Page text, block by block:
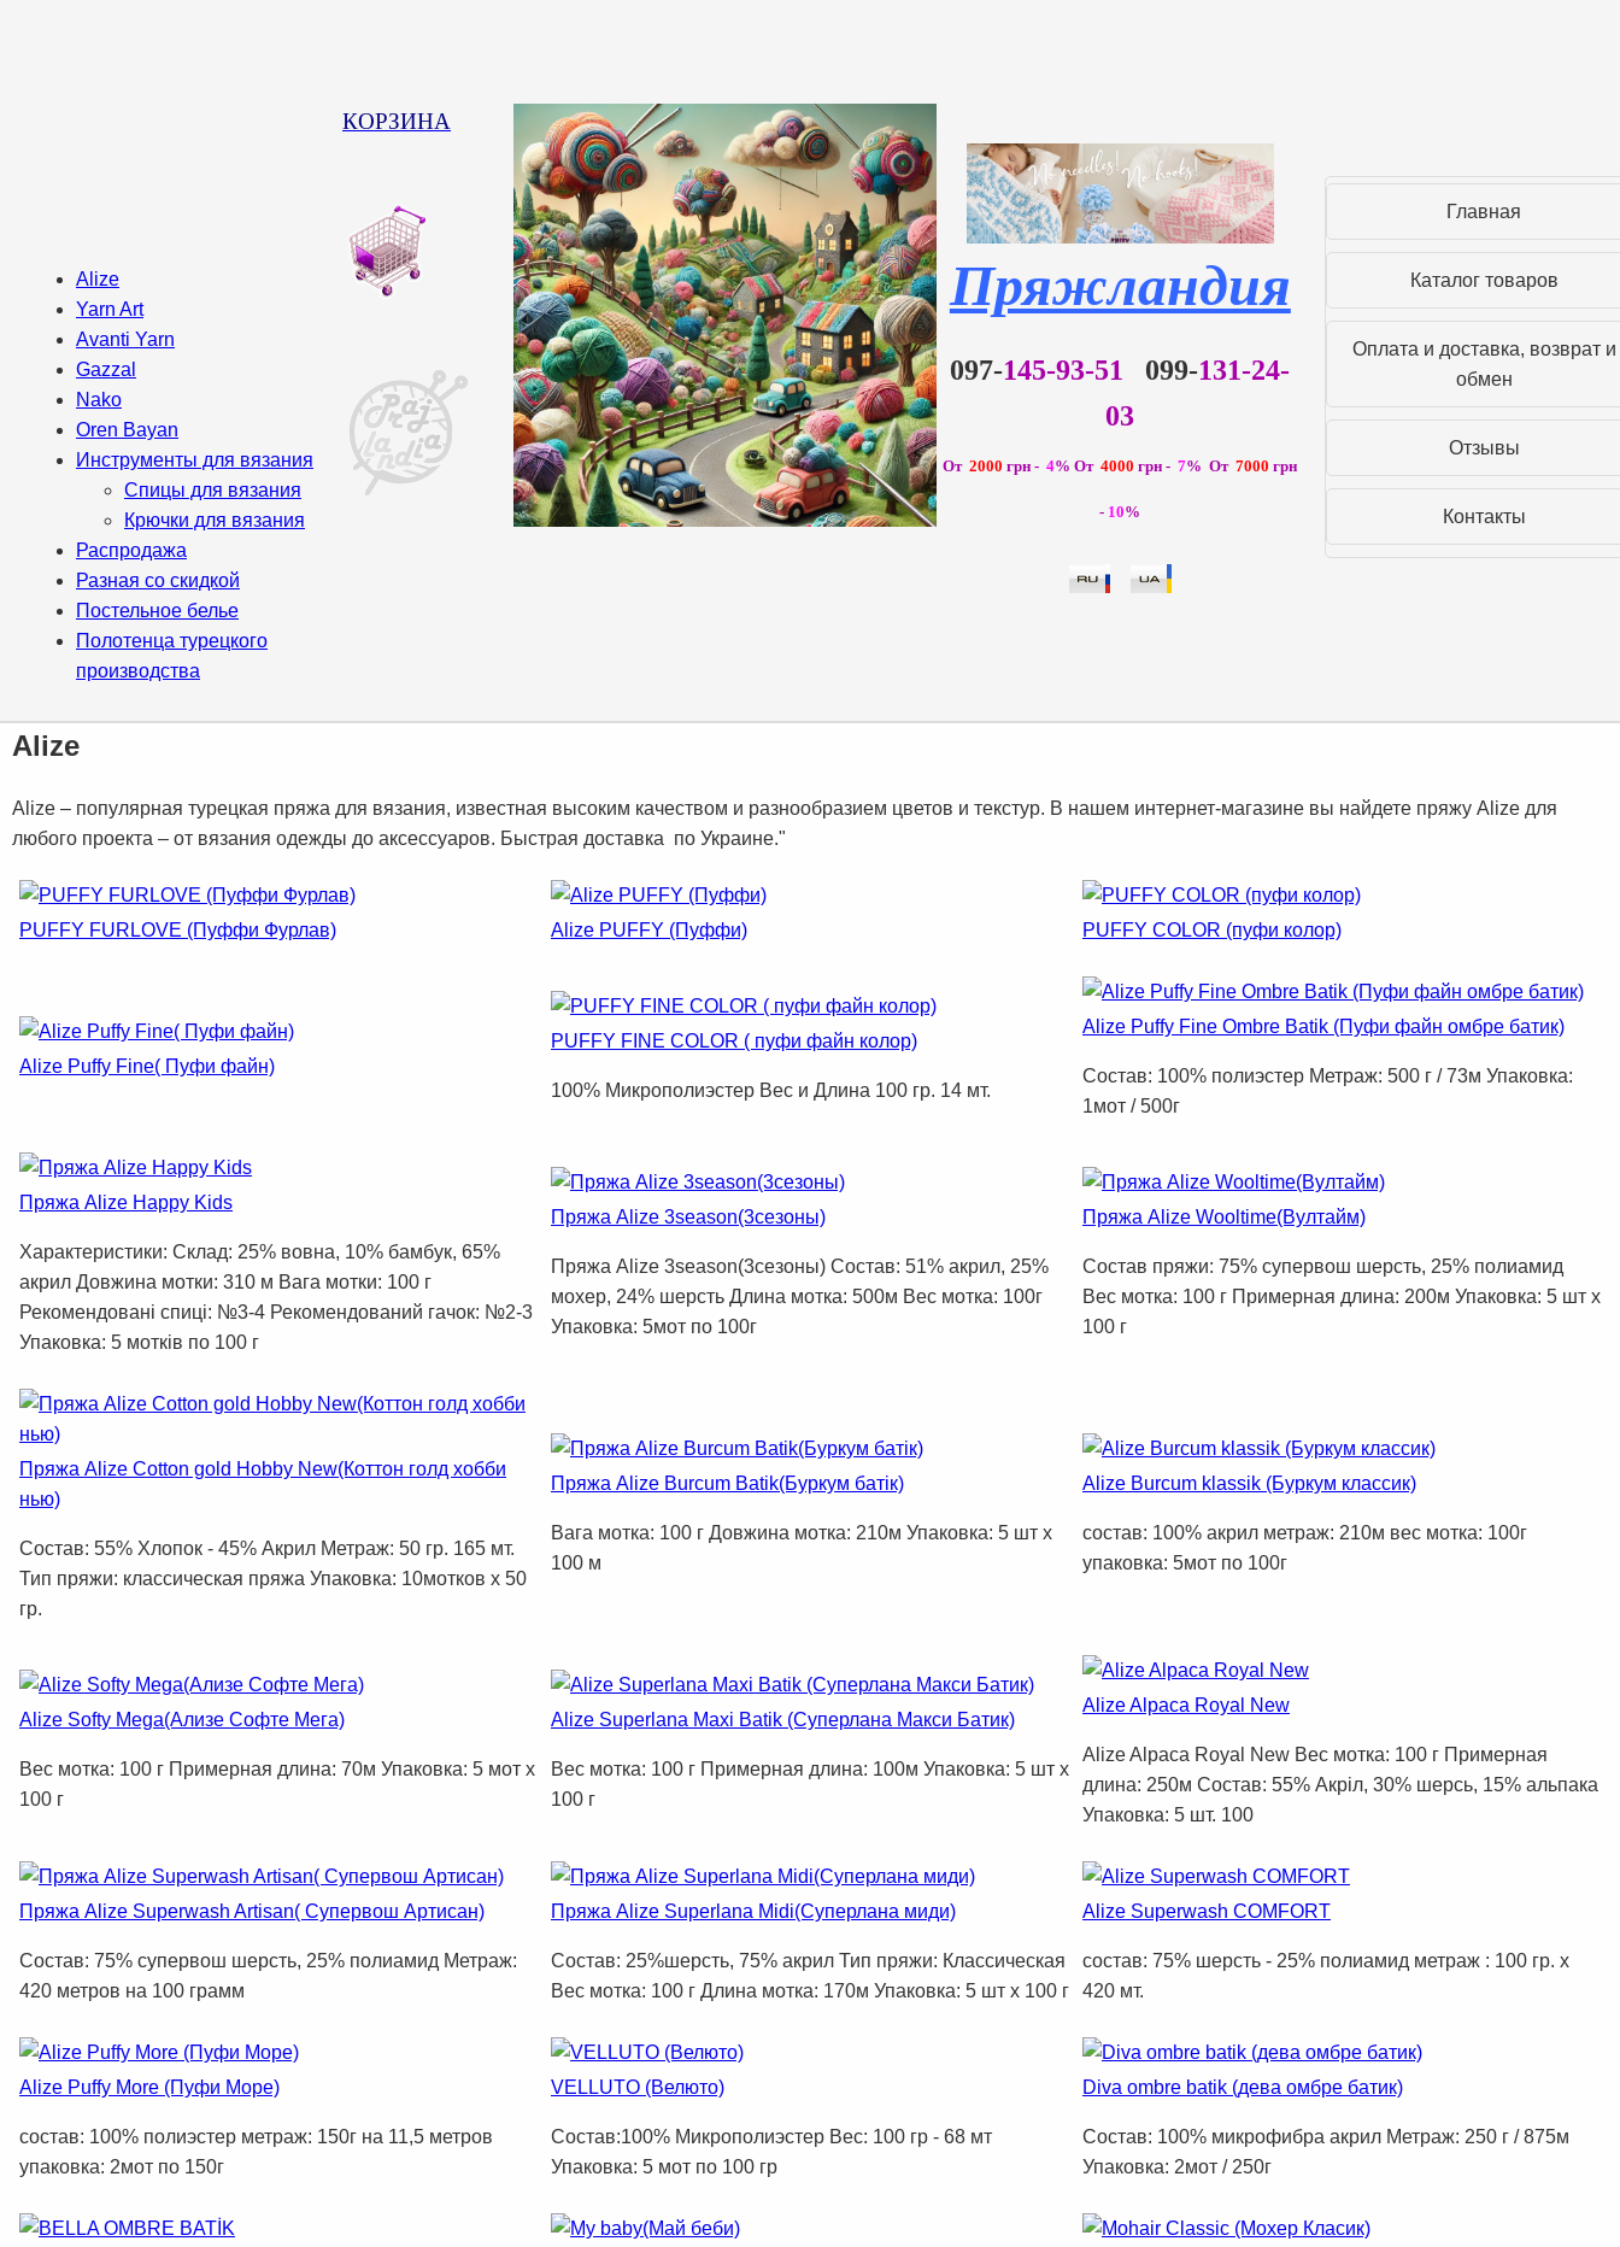
Alize
Yarn Art
Avanti Yarn
Gazzal
Nako
Oren Bayan
Инструменты для вязания
Спицы для вязания
Крючки для вязания
Распродажа
Разная со скидкой
Постельное белье
Полотенца турецкого
производства
КОРЗИНА
Пряжландия
097-145-93-51 099-131-24-
03
От 2000 грн -4%От 4000 грн -7% От 7000 грн
- 10%
Главная
Каталог товаров
Оплата и доставка, возврат и
обмен
Отзывы
Контакты
Alize
Alize – популярная турецкая пряжа для вязания, известная высоким качеством и разнообразием цветов и текстур. В нашем интернет-магазине вы найдете пряжу Alize для
любого проекта – от вязания одежды до аксессуаров. Быстрая доставка по Украине."
PUFFY FURLOVE (Пуффи Фурлав) Alize PUFFY (Пуффи) PUFFY COLOR (пуфи колор)
Alize Puffy Fine( Пуфи файн)
PUFFY FINE COLOR ( пуфи файн колор)
100% Микрополиэстер Вес и Длина 100 гр. 14 мт.
Alize Puffy Fine Ombre Batik (Пуфи файн омбре батик)
Состав: 100% полиэстер Метраж: 500 г / 73м Упаковка:
1мот / 500г
Пряжа Alize Happy Kids
Характеристики: Склад: 25% вовна, 10% бамбук, 65%
акрил Довжина мотки: 310 м Вага мотки: 100 г
Рекомендовані спиці: №3-4 Рекомендований гачок: №2-3
Упаковка: 5 мотків по 100 г
Пряжа Alize 3season(3сезоны)
Пряжа Alize 3season(3сезоны) Состав: 51% акрил, 25%
мохер, 24% шерсть Длина мотка: 500м Вес мотка: 100г
Упаковка: 5мот по 100г
Пряжа Alize Wooltime(Вултайм)
Состав пряжи: 75% супервош шерсть, 25% полиамид
Вес мотка: 100 г Примерная длина: 200м Упаковка: 5 шт х
100 г
Пряжа Alize Cotton gold Hobby New(Коттон голд хобби
нью)
Состав: 55% Хлопок - 45% Акрил Метраж: 50 гр. 165 мт.
Тип пряжи: классическая пряжа Упаковка: 10мотков x 50
гр.
Пряжа Alize Burcum Batik(Буркум батік)
Вага мотка: 100 г Довжина мотка: 210м Упаковка: 5 шт х
100 м
Alize Burcum klassik (Буркум классик)
состав: 100% акрил метраж: 210м вес мотка: 100г
упаковка: 5мот по 100г
Alize Softy Mega(Ализе Софте Мега)
Вес мотка: 100 г Примерная длина: 70м Упаковка: 5 мот х
100 г
Alize Superlana Maxi Batik (Суперлана Макси Батик)
Вес мотка: 100 г Примерная длина: 100м Упаковка: 5 шт х
100 г
Alize Alpaca Royal New
Alize Alpaca Royal New Вес мотка: 100 г Примерная
длина: 250м Состав: 55% Акріл, 30% шерсь, 15% альпака
Упаковка: 5 шт. 100
Пряжа Alize Superwash Artisan( Супервош Артисан)
Состав: 75% супервош шерсть, 25% полиамид Метраж:
420 метров на 100 грамм
Пряжа Alize Superlana Midi(Суперлана миди)
Состав: 25%шерсть, 75% акрил Тип пряжи: Классическая
Вес мотка: 100 г Длина мотка: 170м Упаковка: 5 шт х 100 г
Alize Superwash COMFORT
состав: 75% шерсть - 25% полиамид метраж : 100 гр. x
420 мт.
Alize Puffy More (Пуфи Море)
состав: 100% полиэстер метраж: 150г на 11,5 метров
упаковка: 2мот по 150г
VELLUTO (Велюто)
Состав:100% Микрополиэстер Вес: 100 гр - 68 мт
Упаковка: 5 мот по 100 гр
Diva ombre batik (дева омбре батик)
Состав: 100% микрофибра акрил Метраж: 250 г / 875м
Упаковка: 2мот / 250г